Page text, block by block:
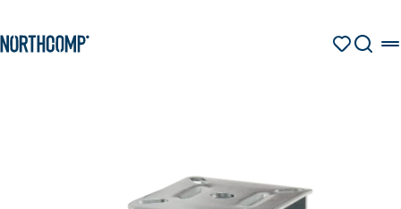
Zur Navigation springen
SUCHE
DE